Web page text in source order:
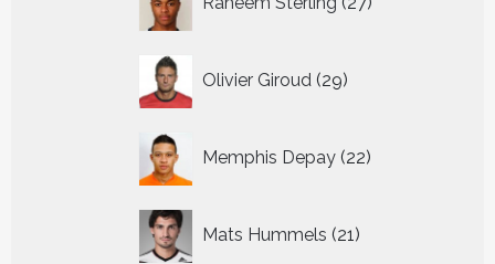
producten
Olivier Giroud 29
producten
Memphis Depay 22
producten
Mats Hummels 21
producten